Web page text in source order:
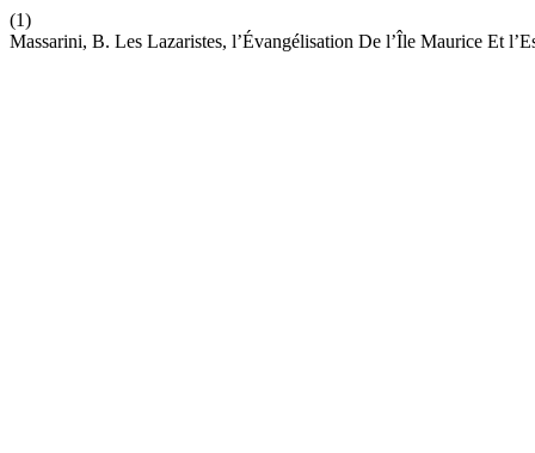
(1)
Massarini, B. Les Lazaristes, l’Évangélisation De l’Île Maurice Et